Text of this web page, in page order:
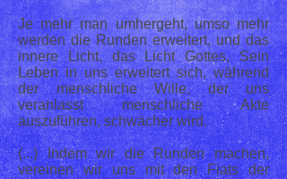
Je mehr man umhergeht, umso mehr
werden die Runden erweitert, und das
innere Licht, das Licht Gottes, Sein
Leben in uns erweitert sich, während
der menschliche Wille, der uns
veranlasst menschliche Akte
auszuführen, schwächer wird.
(...) Indem wir die Runden machen,
vereinen wir uns mit den Fiats der